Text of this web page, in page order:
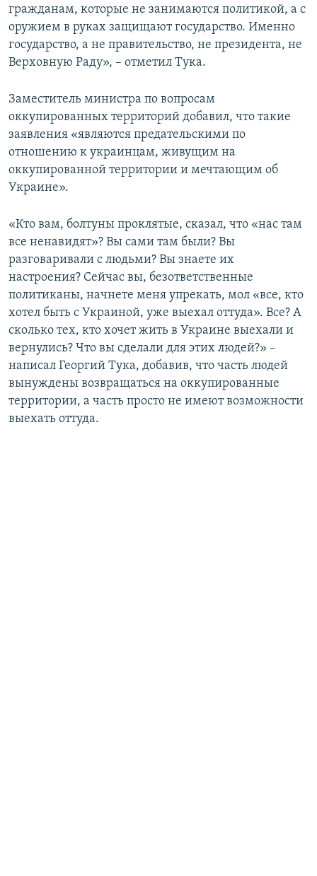
гражданам, которые не занимаются политикой, а с
оружием в руках защищают государство. Именно
государство, а не правительство, не президента, не
Верховную Раду», – отметил Тука.
Заместитель министра по вопросам
оккупированных территорий добавил, что такие
заявления «являются предательскими по
отношению к украинцам, живущим на
оккупированной территории и мечтающим об
Украине».
«Кто вам, болтуны проклятые, сказал, что «нас там
все ненавидят»? Вы сами там были? Вы
разговаривали с людьми? Вы знаете их
настроения? Сейчас вы, безответственные
политиканы, начнете меня упрекать, мол «все, кто
хотел быть с Украиной, уже выехал оттуда». Все? А
сколько тех, кто хочет жить в Украине выехали и
вернулись? Что вы сделали для этих людей?» –
написал Георгий Тука, добавив, что часть людей
вынуждены возвращаться на оккупированные
территории, а часть просто не имеют возможности
выехать оттуда.